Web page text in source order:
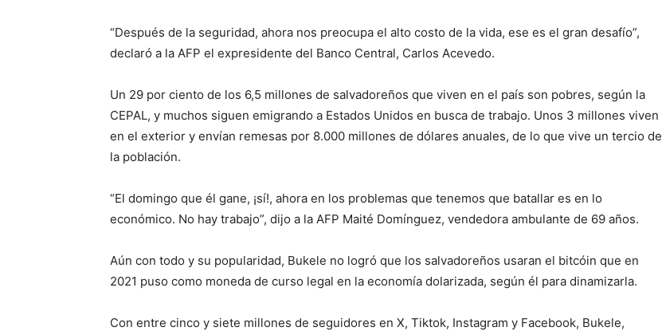
“Después de la seguridad, ahora nos preocupa el alto costo de la vida, ese es el gran desafío”,
declaró a la AFP el expresidente del Banco Central, Carlos Acevedo.
Un 29 por ciento de los 6,5 millones de salvadoreños que viven en el país son pobres, según la
CEPAL, y muchos siguen emigrando a Estados Unidos en busca de trabajo. Unos 3 millones viven
en el exterior y envían remesas por 8.000 millones de dólares anuales, de lo que vive un tercio de
la población.
“El domingo que él gane, ¡sí!, ahora en los problemas que tenemos que batallar es en lo
económico. No hay trabajo”, dijo a la AFP Maité Domínguez, vendedora ambulante de 69 años.
Aún con todo y su popularidad, Bukele no logró que los salvadoreños usaran el bitcóin que en
2021 puso como moneda de curso legal en la economía dolarizada, según él para dinamizarla.
Con entre cinco y siete millones de seguidores en X, Tiktok, Instagram y Facebook, Bukele,